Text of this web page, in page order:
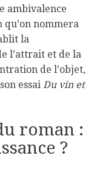
ambivalence
nommera
la
l’attrait et de la
de l’objet,
essai Du vin et
roman :
?